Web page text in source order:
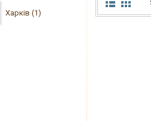
Харків (1)